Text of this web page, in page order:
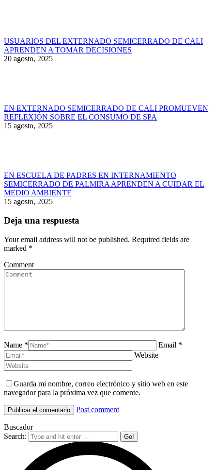
USUARIOS DEL EXTERNADO SEMICERRADO DE CALI
APRENDEN A TOMAR DECISIONES
20 agosto, 2025
EN EXTERNADO SEMICERRADO DE CALI PROMUEVEN
REFLEXIÓN SOBRE EL CONSUMO DE SPA
15 agosto, 2025
EN ESCUELA DE PADRES EN INTERNAMIENTO
SEMICERRADO DE PALMIRA APRENDEN A CUIDAR EL
MEDIO AMBIENTE
15 agosto, 2025
Deja una respuesta
Your email address will not be published. Required fields are
marked *
Comment
Name *
Email *
Website
Guarda mi nombre, correo electrónico y sitio web en este
navegador para la próxima vez que comente.
Post comment
Buscador
Search: